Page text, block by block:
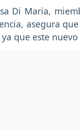
Di Maria,
asegura
ya que este